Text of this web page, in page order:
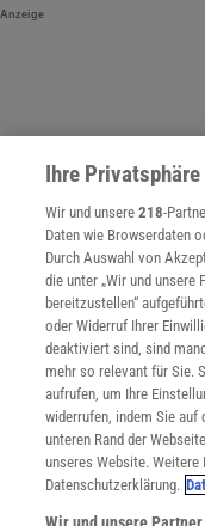
Anzeige
Spektrum
Sie können unsere
mit Ihren
COOKIE-
Ihre
Wir und unsere218-
Daten wie Browserdaten
Durch Auswahl von
die unter „Wir und unsere
bereitzustellen“
oder Widerruf Ihrer
deaktiviert sind, sind
mehr so relevant für Sie.
aufrufen, um Ihre
widerrufen, indem Sie auf
unteren Rand der
unseres Website.
Datenschutzerklärung.